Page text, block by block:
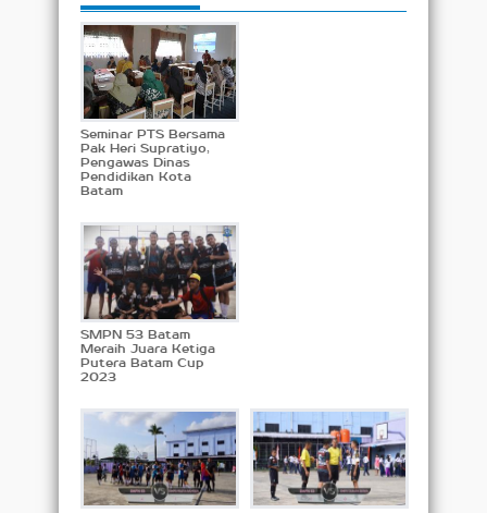
Seminar PTS Bersama
Pak Heri Supratiyo,
Pengawas Dinas
Pendidikan Kota
Batam
SMPN 53 Batam
Meraih Juara Ketiga
Putera Batam Cup
2023